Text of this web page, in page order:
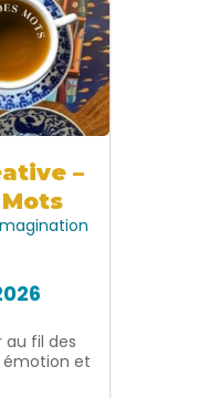
–
au fil des
émotion et